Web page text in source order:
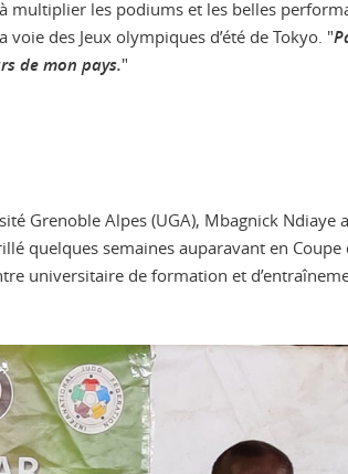
multiplier les podiums et les belles
des Jeux olympiques d’été de Tokyo. "
de mon pays."
Grenoble Alpes (UGA), Mbagnick Ndiaye
quelques semaines auparavant en Coupe
universitaire de formation et